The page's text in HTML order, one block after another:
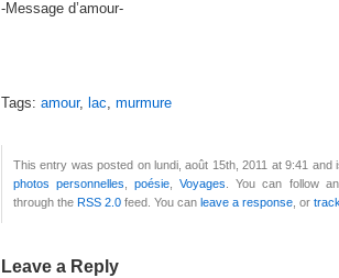
-Message d’amour-
Tags: amour, lac, murmure
This entry was posted on lundi, août 15th, 2011 at 9:41 and
photos personnelles ,poésie ,Voyages
. You can follow
through the RSS 2.0 feed. You can leave a response , or
Leave a Reply